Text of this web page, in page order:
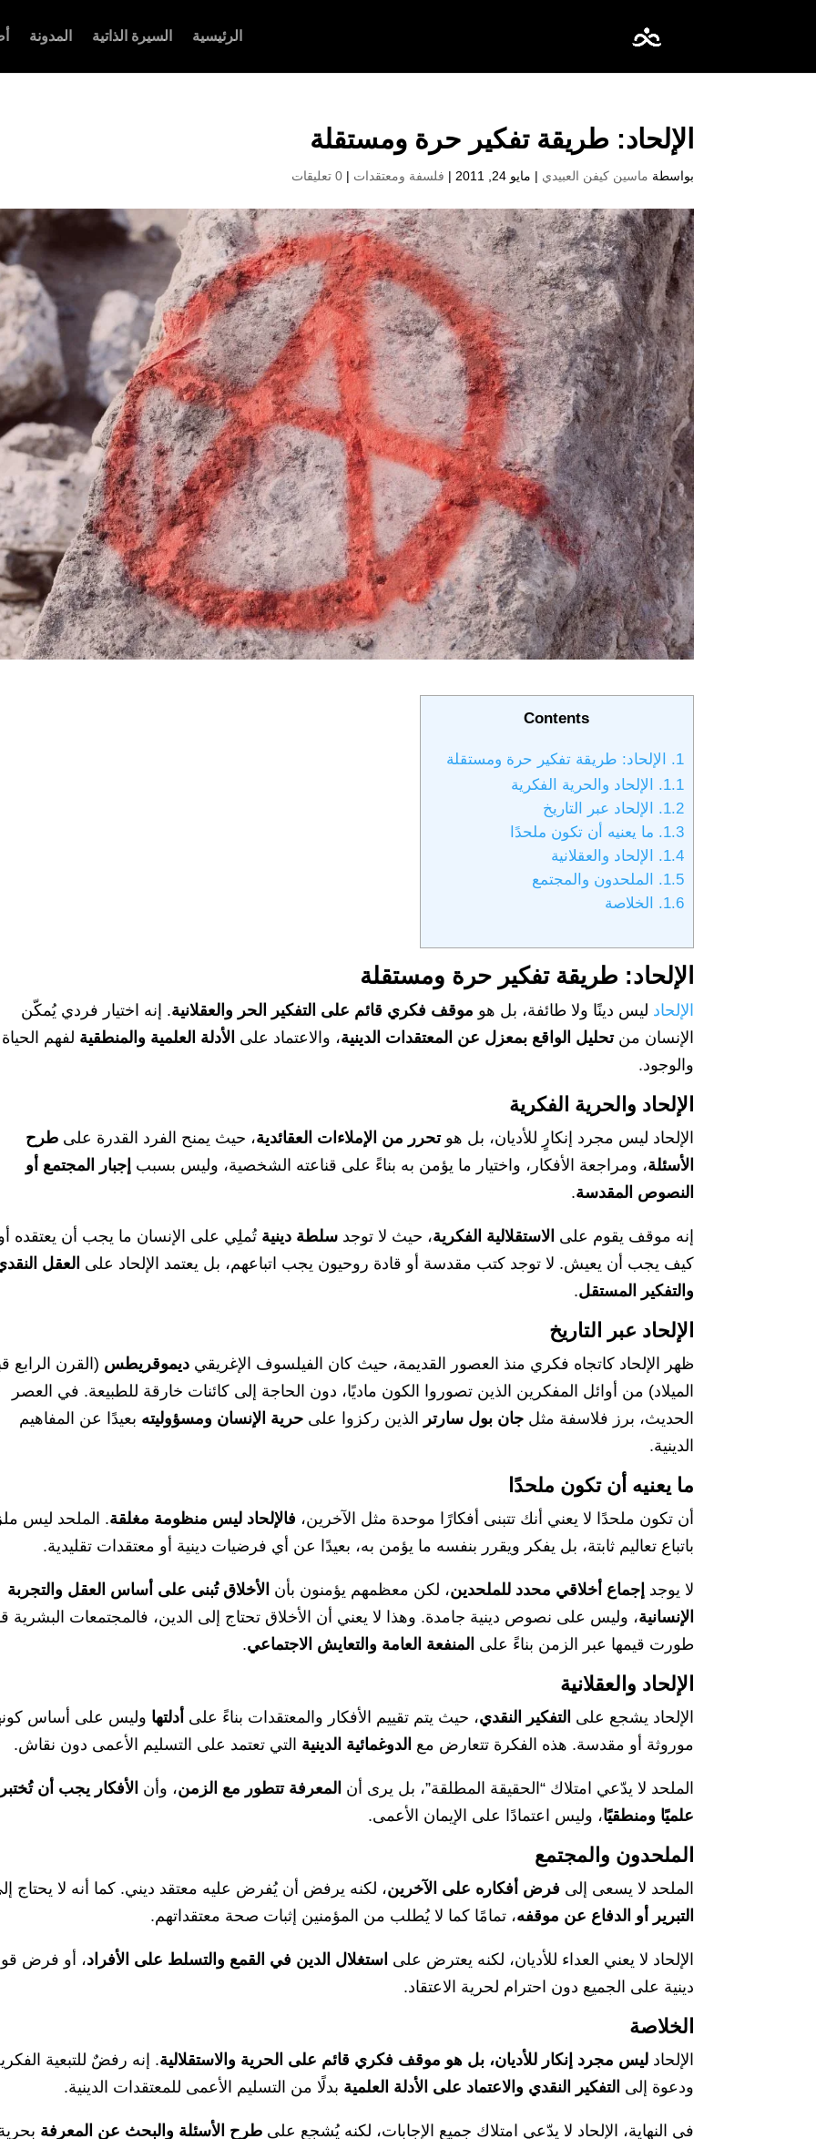
الرئيسية السيرة الذاتية المدونة
الإلحاد: طريقة تفكير حرة ومستقلة
بواسطة ماسين كيفن العبيدي | مايو 24, 2011 | فلسفة ومعتقدات |0 تعليقات
Contents
1.
الإلحاد: طريقة تفكير حرة ومستقلة
1.1.
الإلحاد والحرية الفكرية
1.2.
الإلحاد عبر التاريخ
1.3.
ما يعنيه أن تكون ملحدًا
1.4.
الإلحاد والعقلانية
1.5.
الملحدون والمجتمع
1.6.
الخلاصة
الإلحاد: طريقة تفكير حرة ومستقلة
الإلحاد ليس دينًا ولا طائفة، بل هو موقف فكري قائم على التفكير الحر والعقلانية. إنه اختيار فردي يُمكّن
الإنسان منتحليل الواقع بمعزل عن المعتقدات الدينية، والاعتماد على الأدلة العلمية والمنطقية لفهم الحياة
والوجود.
الإلحاد والحرية الفكرية
الإلحاد ليس مجرد إنكارٍ للأديان، بل هوتحرر من الإملاءات العقائدية، حيث يمنح الفرد القدرة علىطرح
الأسئلة، ومراجعة الأفكار، واختيار ما يؤمن به بناءً على قناعته الشخصية، وليس بسبب إجبار المجتمع أو
النصوص المقدسة.
إنه موقف يقوم على الاستقلالية الفكرية، حيث لا توجدسلطة دينية تُملِي على الإنسان ما يجب أن يعتقده
كيف يجب أن يعيش. لا توجد كتب مقدسة أو قادة روحيون يجب اتباعهم، بل يعتمد الإلحاد على العقل
والتفكير المستقل.
الإلحاد عبر التاريخ
ظهر الإلحاد كاتجاه فكري منذ العصور القديمة، حيث كان الفيلسوف الإغريقيديموقريطس (القرن الرابع
الميلاد) من أوائل المفكرين الذين تصوروا الكون ماديًا، دون الحاجة إلى كائنات خارقة للطبيعة. في العصر
الحديث، برز فلاسفة مثلجان بول سارتر الذين ركزوا علىحرية الإنسان ومسؤوليته بعيدًا عن المفاهيم
الدينية.
ما يعنيه أن تكون ملحدًا
أن تكون ملحدًا لا يعني أنك تتبنى أفكارًا موحدة مثل الآخرين، فالإلحاد ليس منظومة مغلقة. الملحد ليس
باتباع تعاليم ثابتة، بل يفكر ويقرر بنفسه ما يؤمن به، بعيدًا عن أي فرضيات دينية أو معتقدات تقليدية.
لا يوجد إجماع أخلاقي محدد للملحدين، لكن معظمهم يؤمنون بأن الأخلاق تُبنى على أساس العقل والتجربة
الإنسانية، وليس على نصوص دينية جامدة. وهذا لا يعني أن الأخلاق تحتاج إلى الدين، فالمجتمعات البشرية
طورت قيمها عبر الزمن بناءً على المنفعة العامة والتعايش الاجتماعي.
الإلحاد والعقلانية
الإلحاد يشجع على التفكير النقدي، حيث يتم تقييم الأفكار والمعتقدات بناءً على أدلتها وليس على أساس
موروثة أو مقدسة. هذه الفكرة تتعارض مع الدوغمائية الدينية التي تعتمد على التسليم الأعمى دون نقاش.
الملحد لا يدّعي امتلاك “الحقيقة المطلقة”، بل يرى أن المعرفة تتطور مع الزمن، وأن الأفكار يجب أن تُختبر
علميًا ومنطقيًا، وليس اعتمادًا على الإيمان الأعمى.
الملحدون والمجتمع
الملحد لا يسعى إلى فرض أفكاره على الآخرين، لكنه يرفض أن يُفرض عليه معتقد ديني. كما أنه لا يحتاج
التبرير أو الدفاع عن موقفه، تمامًا كما لا يُطلب من المؤمنين إثبات صحة معتقداتهم.
الإلحاد لا يعني العداء للأديان، لكنه يعترض على استغلال الدين في القمع والتسلط على الأفراد، أو فرض
دينية على الجميع دون احترام لحرية الاعتقاد.
الخلاصة
الإلحادليس مجرد إنكار للأديان، بل هو موقف فكري قائم على الحرية والاستقلالية. إنه رفضٌ للتبعية
ودعوة إلى التفكير النقدي والاعتماد على الأدلة العلمية بدلًا من التسليم الأعمى للمعتقدات الدينية.
في النهاية، الإلحاد لا يدّعي امتلاك جميع الإجابات، لكنه يُشجع علىطرح الأسئلة والبحث عن المعرفة